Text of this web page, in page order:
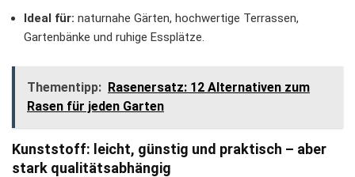
Ideal für: naturnahe Gärten, hochwertige Terrassen,
Gartenbänke und ruhige Essplätze.
Thementipp: Rasenersatz: 12 Alternativen zum
Rasen für jeden Garten
Kunststoff: leicht, günstig und praktisch – aber
stark qualitätsabhängig